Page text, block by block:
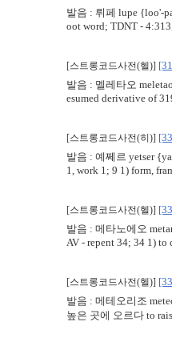
발음 : 뤼페 lupe {loo'-
oot word; TDNT -
[스트롱코드사전(헬)]
발음 : 멜레타오
esumed derivative of
[스트롱코드사전(히)]
발음 : 예쩨르 yetser
1, work 1; 9 1) form,
[스트롱코드사전(헬)]
발음 : 메타노에오
AV - repent 34; 34 1) to
[스트롱코드사전(헬)]
발음 : 메테오리조
높은 곳에 오르다 to